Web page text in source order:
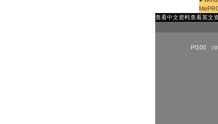
查看中文资料查看英文
Pt100 （